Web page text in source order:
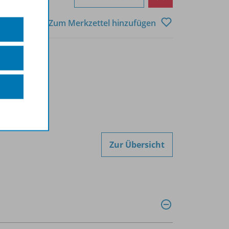
Zum Merkzettel hinzufügen
Zur Übersicht